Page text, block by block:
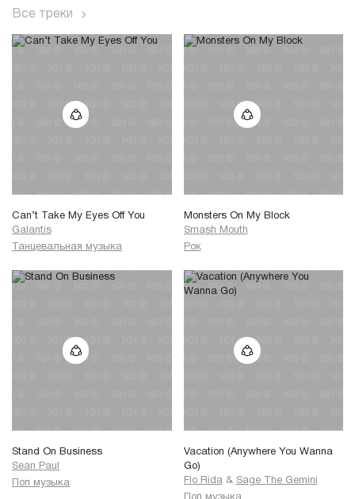
Все треки
Can’t Take My Eyes Off You
Galantis
Танцевальная музыка
Monsters On My Block
Smash Mouth
Рок
Stand On Business
Sean Paul
Поп музыка
Vacation (Anywhere You Wanna
Go)
Flo Rida & Sage The Gemini